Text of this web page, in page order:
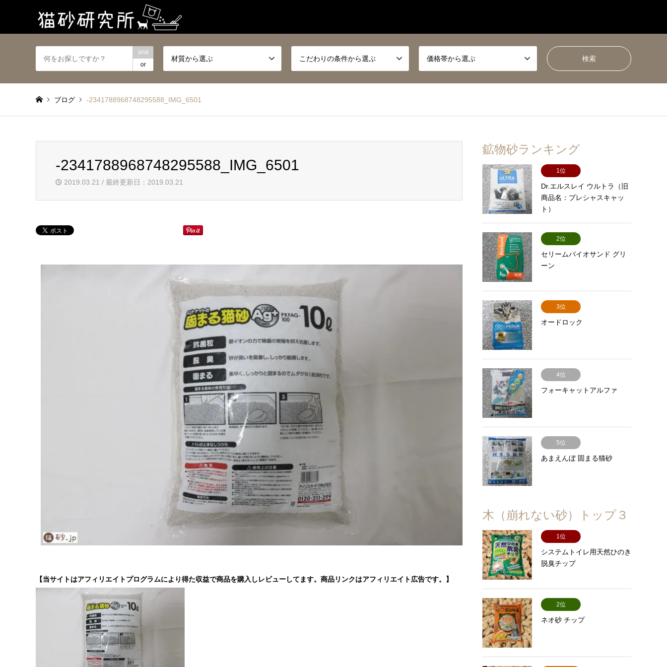
and
or
材質から選ぶ こだわりの条件から選ぶ 価格帯から選ぶ
ブログ -2341788968748295588_IMG_6501
-2341788968748295588_IMG_6501
2019.03.21 / 最終更新日：2019.03.21
【当サイトはアフィリエイトプログラムにより得た収益で商品を購入しレビューしてます。商品リンクはアフィリエイト広告です。】
鉱物砂ランキング
1位
Dr.エルスレイ ウルトラ（旧
商品名：プレシャスキャッ
ト）
2位
セリームバイオサンド グリ
ーン
3位
オードロック
4位
フォーキャットアルファ
5位
あまえんぼ 固まる猫砂
木（崩れない砂）トップ３
1位
システムトイレ用天然ひのき
脱臭チップ
2位
ネオ砂 チップ